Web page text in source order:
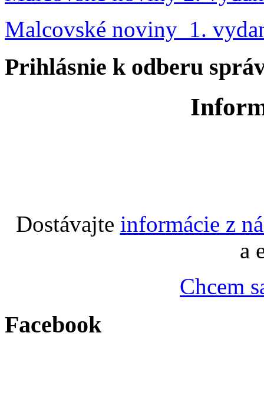
Malcovské noviny 1.
Prihlásnie k odberu
Dostávajte informácie z
a
Chcem
Facebook